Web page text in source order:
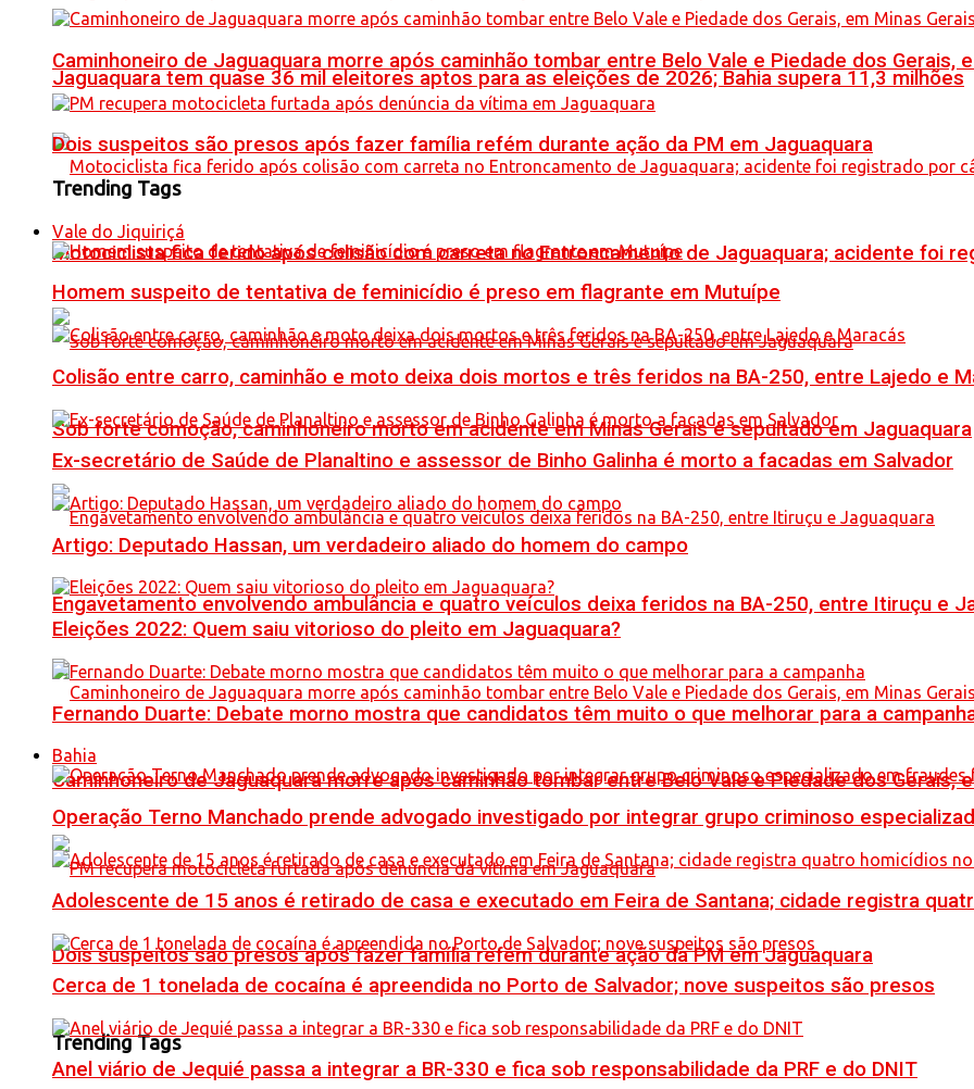
Jaguaquara tem quase 36 mil eleitores aptos para as eleições de 2026; Bahia supera 11,3 milhões
Motociclista fica ferido após colisão com carreta no Entroncamento de Jaguaquara; acidente foi
Sob forte comoção, caminhoneiro morto em acidente em Minas Gerais é sepultado em Jaguaquara
Engavetamento envolvendo ambulância e quatro veículos deixa feridos na BA-250, entre Itiruçu e
Caminhoneiro de Jaguaquara morre após caminhão tombar entre Belo Vale e Piedade dos Gerais,
Dois suspeitos são presos após fazer família refém durante ação da PM em Jaguaquara
Trending Tags
Caminhoneiro de Jaguaquara morre após caminhão tombar entre Belo Vale e Piedade dos Gerais,
Dois suspeitos são presos após fazer família refém durante ação da PM em Jaguaquara
Trending Tags
Vale do Jiquiriçá
Homem suspeito de tentativa de feminicídio é preso em flagrante em Mutuípe
Colisão entre carro, caminhão e moto deixa dois mortos e três feridos na BA-250, entre Lajedo e
Ex-secretário de Saúde de Planaltino e assessor de Binho Galinha é morto a facadas em Salvador
Artigo: Deputado Hassan, um verdadeiro aliado do homem do campo
Eleições 2022: Quem saiu vitorioso do pleito em Jaguaquara?
Fernando Duarte: Debate morno mostra que candidatos têm muito o que melhorar para a
Bahia
Operação Terno Manchado prende advogado investigado por integrar grupo criminoso
Adolescente de 15 anos é retirado de casa e executado em Feira de Santana; cidade registra
Cerca de 1 tonelada de cocaína é apreendida no Porto de Salvador; nove suspeitos são presos
Anel viário de Jequié passa a integrar a BR-330 e fica sob responsabilidade da PRF e do DNIT